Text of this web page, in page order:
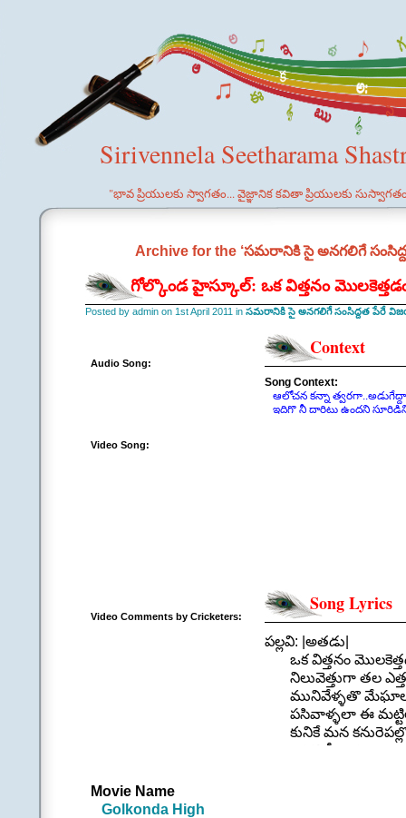
Sirivennela Seetharama
"భావ ప్రియులకు స్వాగతం... వైజ్ఞానిక కవితా ప్రియులకు
Archive for the ‘సమరానికి సై అనగలిగే
గోల్కొండ హైస్కూల్: ఒక విత్తనం
Posted by admin on 1st April 2011 in సమరానికి సై అనగలిగే సంసిద్దత పేరే
Audio Song:
Video Song:
Video Comments by Cricketers:
Movie Name
Golkonda High
Context
Song Context:
ఆలోచన కన్నా
ఇదిగొ నీ దారిటు ఉందని
Song Lyrics
పల్లవి: |అతడు|
ఒక విత్తనం
నిలువెత్తుగా తల
మునివేళ్ళతొ
పసివాళ్ళలా ఈ
కునికే మన కనురెపల్లొ
ఇదిగొ నీ దారిటు